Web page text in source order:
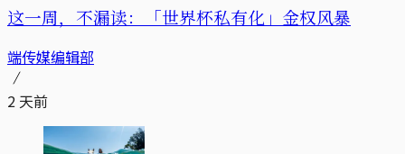
这一周，不漏读：「世界杯私有化」金权风暴
端传媒编辑部
2 天前